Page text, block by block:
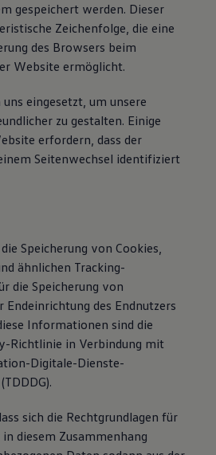
gespeichert werden. Dieser
Zeichenfolge, die eine
des Browsers beim
Website ermöglicht.
eingesetzt, um unsere
zu gestalten. Einige
erfordern, dass der
Seitenwechsel identifiziert
Speicherung von Cookies,
ähnlichen Tracking-
die Speicherung von
des Endnutzers
Informationen sind die
Richtlinie in Verbindung mit
Digitale-Dienste-
sich die Rechtgrundlagen für
diesem Zusammenhang